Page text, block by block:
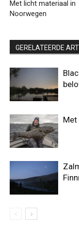
Met licht materiaal in
Noorwegen
GERELATEERDE
Met